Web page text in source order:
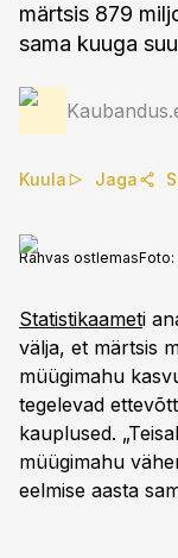
märtsis 879
sama kuuga
Kuula Jaga
Rahvas ostlemasFoto:
Statistikaameti
välja, et märtsis
müügimahu
tegelevad
kauplused.
müügimahu
eelmise aasta